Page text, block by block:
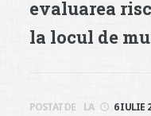
evaluarea
la locul de
POSTAT DE LA 6 IULIE